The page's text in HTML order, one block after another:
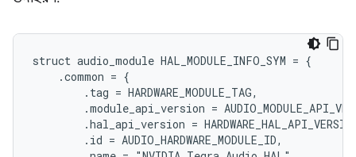
struct audio_module HAL_MODULE_INFO_SYM = {
    .common = {
        .tag = HARDWARE_MODULE_TAG,
.module_api_version =
.hal_api_version =
        .id = AUDIO_HARDWARE_MODULE_ID,